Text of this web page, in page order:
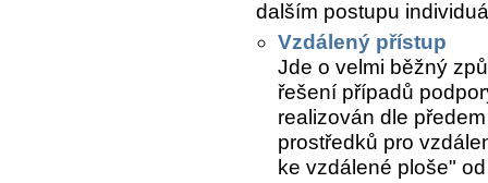
dalším postupu
Vzdálený přístup
Jde o velmi běžný
řešení případů
realizován dle
prostředků pro
ke vzdálené ploše"